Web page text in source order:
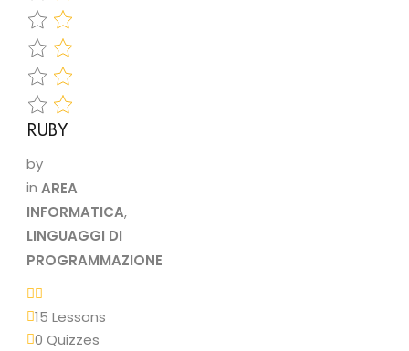
• L’API JDBC
(Java…
RUBY
by
in AREA
INFORMATICA,
LINGUAGGI DI
PROGRAMMAZIONE
15 Lessons
0 Quizzes